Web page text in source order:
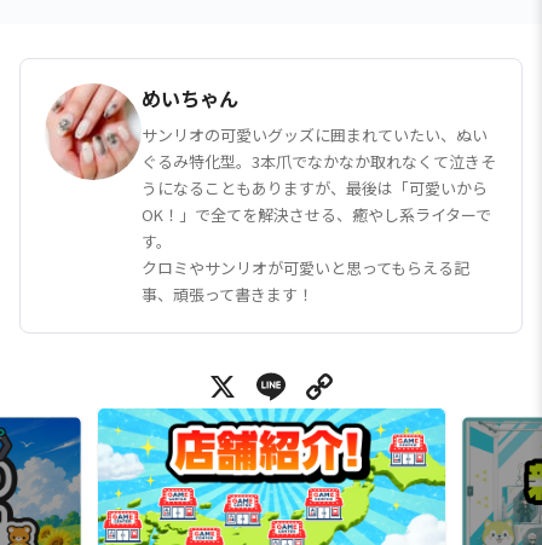
めいちゃん
サンリオの可愛いグッズに囲まれていたい、ぬい
ぐるみ特化型。3本爪でなかなか取れなくて泣きそ
うになることもありますが、最後は「可愛いから
OK！」で全てを解決させる、癒やし系ライターで
す。
クロミやサンリオが可愛いと思ってもらえる記
事、頑張って書きます！
X Line